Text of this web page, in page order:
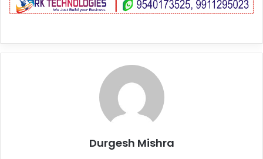
Durgesh Mishra